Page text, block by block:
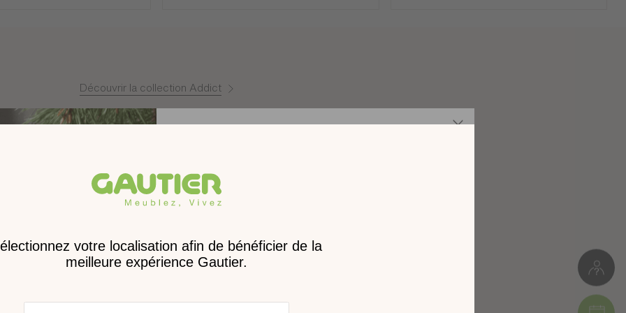
Matériaux
Montage
Dimensions L. 95cm * H.75cm * P.40cm
Colis 1 : 14 x 8 x 82 cm (4kg)
Colis 2 : 41 x 5 x 105 cm (10kg)
Découvrir la collection Addict
Produits similaires
nouveau catalogue